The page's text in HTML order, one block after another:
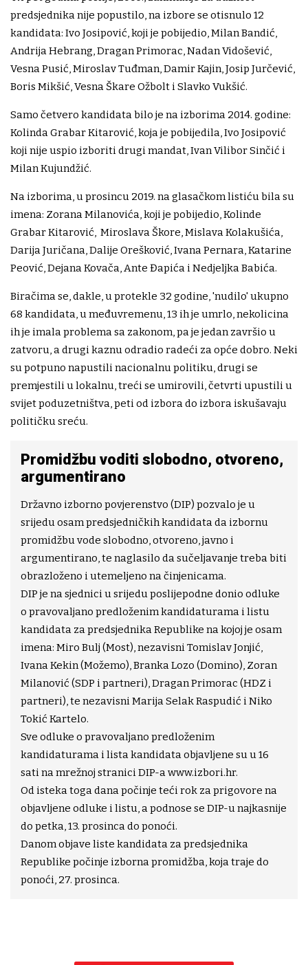
predsjednika nije popustilo, na izbore se otisnulo 12
kandidata: Ivo Josipović, koji je pobijedio, Milan Bandić,
Andrija Hebrang, Dragan Primorac, Nadan Vidošević,
Vesna Pusić, Miroslav Tuđman, Damir Kajin, Josip Jurčević,
Boris Mikšić, Vesna Škare Ožbolt i Slavko Vukšić.
Samo četvero kandidata bilo je na izborima 2014. godine:
Kolinda Grabar Kitarović, koja je pobijedila, Ivo Josipović
koji nije uspio izboriti drugi mandat, Ivan Vilibor Sinčić i
Milan Kujundžić.
Na izborima, u prosincu 2019. na glasačkom listiću bila su
imena: Zorana Milanovića, koji je pobijedio, Kolinde
Grabar Kitarović, Miroslava Škore, Mislava Kolakušića,
Darija Juričana, Dalije Orešković, Ivana Pernara, Katarine
Peović, Dejana Kovača, Ante Đapića i Nedjeljka Babića.
Biračima se, dakle, u protekle 32 godine, 'nudilo' ukupno
68 kandidata, u međuvremenu, 13 ih je umrlo, nekolicina
ih je imala problema sa zakonom, pa je jedan završio u
zatvoru, a drugi kaznu odradio radeći za opće dobro. Neki
su potpuno napustili nacionalnu politiku, drugi se
premjestili u lokalnu, treći se umirovili, četvrti upustili u
svijet poduzetništva, peti od izbora do izbora iskušavaju
političku sreću.
Promidžbu voditi slobodno, otvoreno,
argumentirano
Državno izborno povjerenstvo (DIP) pozvalo je u
srijedu osam predsjedničkih kandidata da izbornu
promidžbu vode slobodno, otvoreno, javno i
argumentirano, te naglasilo da sučeljavanje treba biti
obrazloženo i utemeljeno na činjenicama.
DIP je na sjednici u srijedu poslijepodne donio odluke
o pravovaljano predloženim kandidaturama i listu
kandidata za predsjednika Republike na kojoj je osam
imena: Miro Bulj (Most), nezavisni Tomislav Jonjić,
Ivana Kekin (Možemo), Branka Lozo (Domino), Zoran
Milanović (SDP i partneri), Dragan Primorac (HDZ i
partneri), te nezavisni Marija Selak Raspudić i Niko
Tokić Kartelo.
Sve odluke o pravovaljano predloženim
kandidaturama i lista kandidata objavljene su u 16
sati na mrežnoj stranici DIP-a www.izbori.hr.
Od isteka toga dana počinje teći rok za prigovore na
objavljene odluke i listu, a podnose se DIP-u najkasnije
do petka, 13. prosinca do ponoći.
Danom objave liste kandidata za predsjednika
Republike počinje izborna promidžba, koja traje do
ponoći, 27. prosinca.